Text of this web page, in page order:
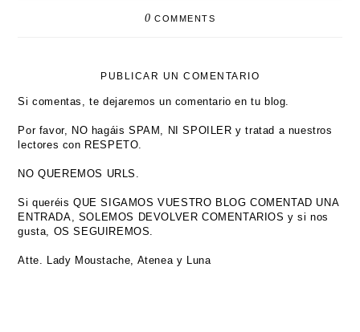
0 COMMENTS
PUBLICAR UN COMENTARIO
Si comentas, te dejaremos un comentario en tu blog.
Por favor, NO hagáis SPAM, NI SPOILER y tratad a nuestros
lectores con RESPETO.
NO QUEREMOS URLS.
Si queréis QUE SIGAMOS VUESTRO BLOG COMENTAD UNA
ENTRADA, SOLEMOS DEVOLVER COMENTARIOS y si nos
gusta, OS SEGUIREMOS.
Atte. Lady Moustache, Atenea y Luna